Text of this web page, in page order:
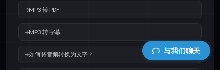
MP3 转 PDF
MP3 转 字幕
如何将音频转换为文字？ 与我们聊天